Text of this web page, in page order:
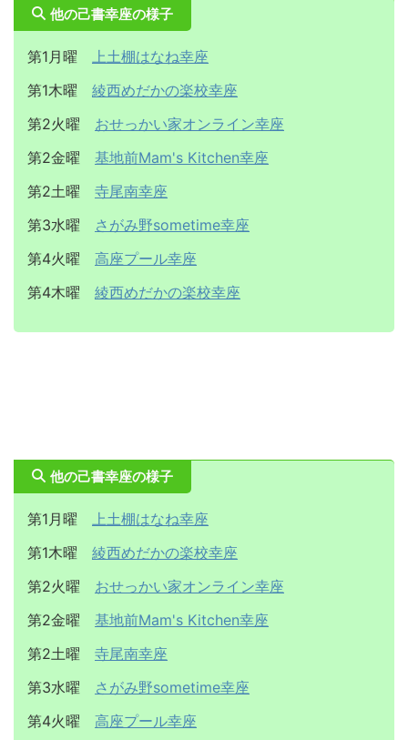
他の己書幸座の様子
第1月曜 上土棚はなね幸座
第1木曜 綾西めだかの楽校幸座
第2火曜 おせっかい家オンライン幸座
第2金曜 基地前Mam's Kitchen幸座
第2土曜 寺尾南幸座
第3水曜 さがみ野sometime幸座
第4火曜 高座プール幸座
第4木曜 綾西めだかの楽校幸座
他の己書幸座の様子
第1月曜 上土棚はなね幸座
第1木曜 綾西めだかの楽校幸座
第2火曜 おせっかい家オンライン幸座
第2金曜 基地前Mam's Kitchen幸座
第2土曜 寺尾南幸座
第3水曜 さがみ野sometime幸座
第4火曜 高座プール幸座